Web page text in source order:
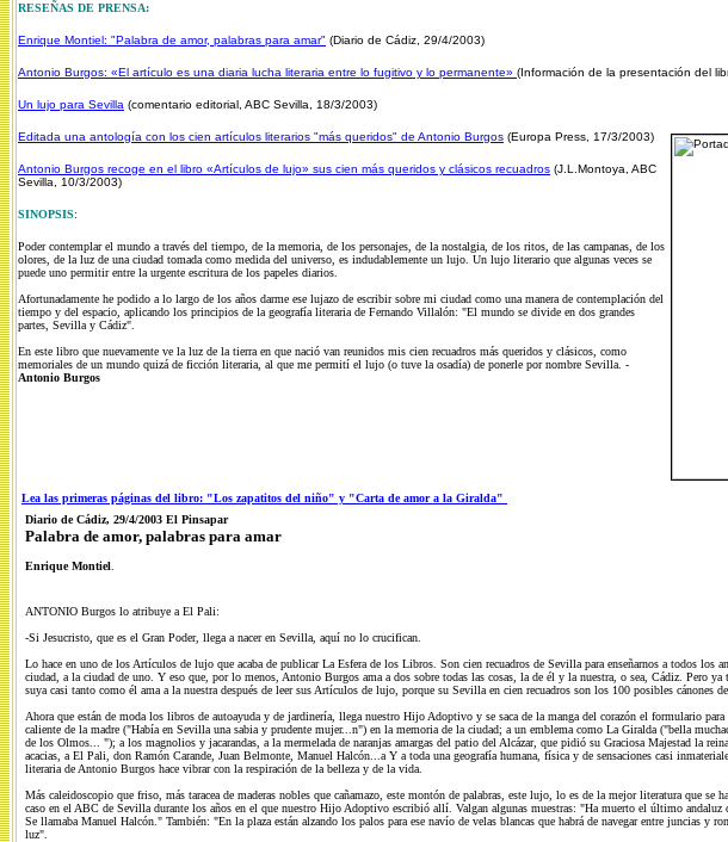
RESEÑAS DE PRENSA:
Enrique Montiel: "Palabra de amor, palabras para amar" (Diario de Cádiz, 29/4/2003)
Antonio Burgos: «El artículo es una diaria lucha literaria entre lo fugitivo y lo permanente» (Información de la presentación del
Un lujo para Sevilla (comentario editorial, ABC Sevilla, 18/3/2003)
Editada una antología con los cien artículos literarios "más queridos" de Antonio Burgos (Europa Press, 17/3/2003)
Antonio Burgos recoge en el libro «Artículos de lujo» sus cien más queridos y clásicos recuadros (J.L.Montoya, ABC
Sevilla, 10/3/2003)
SINOPSIS:
Poder contemplar el mundo a través del tiempo, de la memoria, de los personajes, de la nostalgia, de los ritos, de las campanas, de los
olores, de la luz de una ciudad tomada como medida del universo, es indudablemente un lujo. Un lujo literario que algunas veces se
puede uno permitir entre la urgente escritura de los papeles diarios.
Afortunadamente he podido a lo largo de los años darme ese lujazo de escribir sobre mi ciudad como una manera de contemplación del
tiempo y del espacio, aplicando los principios de la geografía literaria de Fernando Villalón: "El mundo se divide en dos grandes
partes, Sevilla y Cádiz".
En este libro que nuevamente ve la luz de la tierra en que nació van reunidos mis cien recuadros más queridos y clásicos, como
memoriales de un mundo quizá de ficción literaria, al que me permití el lujo (o tuve la osadía) de ponerle por nombre Sevilla. -
Antonio Burgos
Lea las primeras páginas del libro: "Los zapatitos del niño" y "Carta de amor a la Giralda"
Diario de Cádiz, 29/4/2003 El Pinsapar
Palabra de amor, palabras para amar
Enrique Montiel
ANTONIO Burgos lo atribuye a El Pali:
-Si Jesucristo, que es el Gran Poder, llega a nacer en Sevilla, aquí no lo crucifican.
Lo hace en uno de los Artículos de lujo que acaba de publicar La Esfera de los Libros. Son cien recuadros de Sevilla para enseñarnos a todos los
ciudad, a la ciudad de uno. Y eso que, por lo menos, Antonio Burgos ama a dos sobre todas las cosas, la de él y la nuestra, o sea, Cádiz. Pero ya
suya casi tanto como él ama a la nuestra después de leer sus Artículos de lujo, porque su Sevilla en cien recuadros son los 100 posibles cánones
Ahora que están de moda los libros de autoayuda y de jardinería, llega nuestro Hijo Adoptivo y se saca de la manga del corazón el formulario para
caliente de la madre ("Había en Sevilla una sabia y prudente mujer...n") en la memoria de la ciudad; a un emblema como La Giralda ("bella
de los Olmos... "); a los magnolios y jacarandas, a la mermelada de naranjas amargas del patio del Alcázar, que pidió su Graciosa Majestad la
acacias, a El Pali, don Ramón Carande, Juan Belmonte, Manuel Halcón...a Y a toda una geografía humana, física y de sensaciones casi
literaria de Antonio Burgos hace vibrar con la respiración de la belleza y de la vida.
Más caleidoscopio que friso, más taracea de maderas nobles que cañamazo, este montón de palabras, este lujo, lo es de la mejor literatura que se
caso en el ABC de Sevilla durante los años en el que nuestro Hijo Adoptivo escribió allí. Valgan algunas muestras: "Ha muerto el último andaluz
Se llamaba Manuel Halcón." También: "En la plaza están alzando los palos para ese navío de velas blancas que habrá de navegar entre juncias y
luz".